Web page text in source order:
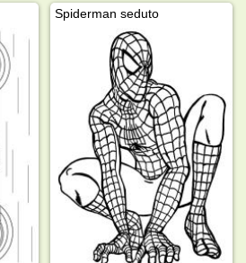
Spiderman seduto